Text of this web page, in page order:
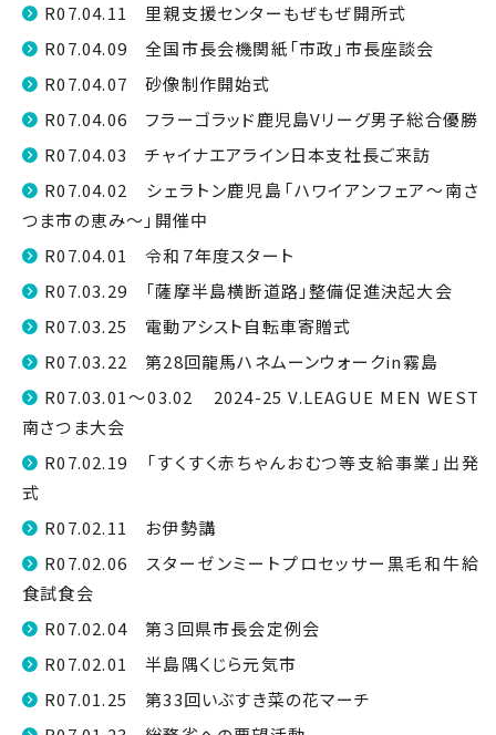
R07.04.11 里親支援センターもぜもぜ開所式
R07.04.09 全国市長会機関紙「市政」市長座談会
R07.04.07 砂像制作開始式
R07.04.06 フラーゴラッド鹿児島Vリーグ男子総合優勝
R07.04.03 チャイナエアライン日本支社長ご来訪
R07.04.02 シェラトン鹿児島「ハワイアンフェア〜南さ
つま市の恵み〜」開催中
R07.04.01 令和７年度スタート
R07.03.29 「薩摩半島横断道路」整備促進決起大会
R07.03.25 電動アシスト自転車寄贈式
R07.03.22 第28回龍馬ハネムーンウォークin霧島
R07.03.01～03.02 2024-25 V.LEAGUE MEN WEST
南さつま大会
R07.02.19 「すくすく赤ちゃんおむつ等支給事業」出発
式
R07.02.11 お伊勢講
R07.02.06 スターゼンミートプロセッサー黒毛和牛給
食試食会
R07.02.04 第３回県市長会定例会
R07.02.01 半島隅くじら元気市
R07.01.25 第33回いぶすき菜の花マーチ